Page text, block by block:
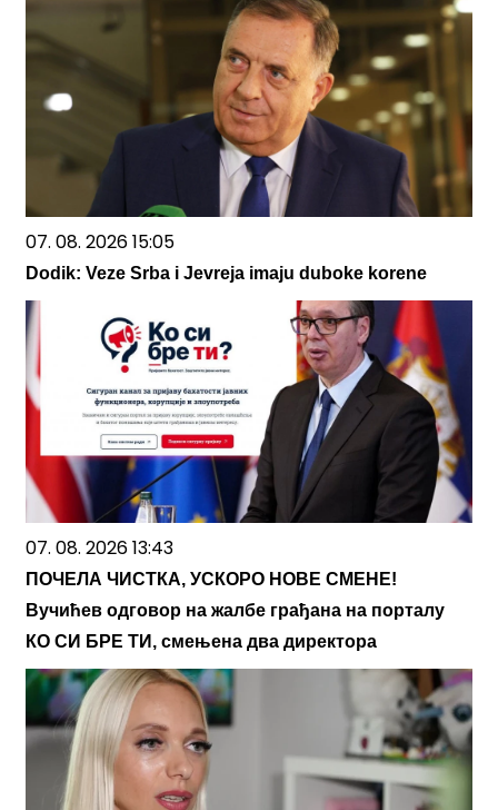
07. 08. 2026 15:05
Dodik: Veze Srba i Jevreja imaju duboke korene
07. 08. 2026 13:43
ПОЧЕЛА ЧИСТКА, УСКОРО НОВЕ СМЕНЕ!
Вучићев одговор на жалбе грађана на порталу
КО СИ БРЕ ТИ, смењена два директора